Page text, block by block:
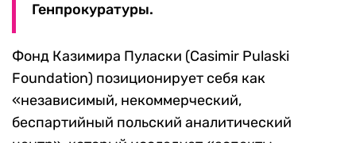
Генпрокуратуры.
Фонд Казимира Пуласки (Casimir Pulaski
Foundation) позиционирует себя как
«независимый, некоммерческий,
беспартийный польский аналитический